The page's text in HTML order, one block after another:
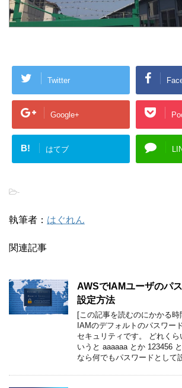
Twitter
Google+
B! はてブ
-
執筆者： はぐれん
関連記事
AWSでIAMユーザのパ
設定方法
[この記事を読むのにかかる時
IAMのデフォルトのパスワー
セキュリティです。 どれくら
いうと aaaaaa とか 123456
なら何でもパスワードとし